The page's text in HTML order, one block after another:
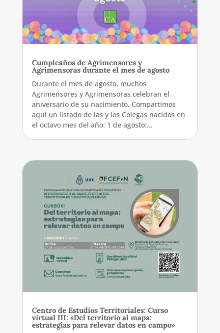
Cumpleaños de Agrimensores y
Agrimensoras durante el mes de agosto
Durante el mes de agosto, muchos
Agrimensores y Agrimensoras celebran el
aniversario de su nacimiento. Compartimos
aquí un listado de las y los Colegas nacidos en
el octavo mes del año: 1 de agosto:...
Centro de Estudios Territoriales: Curso
virtual III: «Del territorio al mapa:
estrategias para relevar datos en campo»